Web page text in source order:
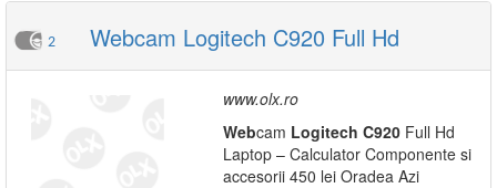
2 Webcam Logitech C920 Full Hd
www.olx.ro
Webcam Logitech C920 Full Hd
Laptop – Calculator Componente si
accesorii 450 lei Oradea Azi